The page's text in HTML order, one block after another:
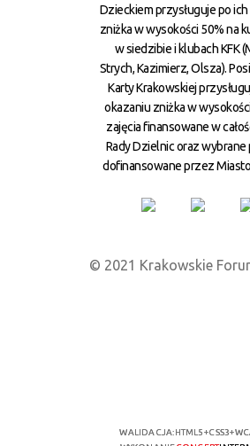
Dzieckiem przysługuje po
zniżka w wysokości 50% na
w siedzibie i klubach KFK
Strych, Kazimierz, Olsza).
Karty Krakowskiej
okazaniu zniżka w
zajęcia finansowane w
Rady Dzielnic oraz
dofinansowane przez
© 2021 Krakowskie
WALIDACJA: HTML5+CSS3+